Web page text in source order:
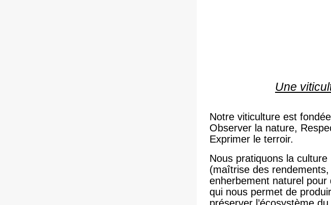
Une
Notre viticulture est
Observer la nature,
Exprimer le terroir.
Nous pratiquons la
(maîtrise des rendements,
enherbement naturel
qui nous permet de